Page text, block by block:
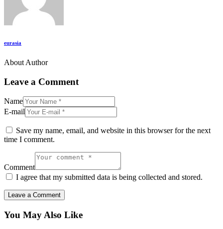
eurasia
About Author
Leave a Comment
Name
E-mail
Save my name, email, and website in this browser for the next
time I comment.
Comment
I agree that my submitted data is being collected and stored.
You May Also Like